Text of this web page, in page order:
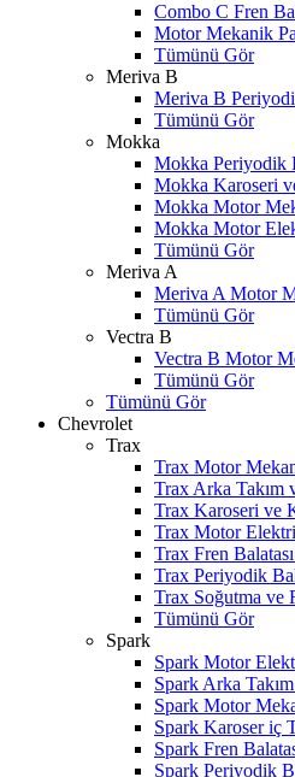
Combo C Fren
Motor Mekanik
Tümünü Gör
Meriva B
Meriva B
Tümünü Gör
Mokka
Mokka Periyodik
Mokka Karoseri
Mokka Motor
Mokka Motor
Tümünü Gör
Meriva A
Meriva A Motor
Tümünü Gör
Vectra B
Vectra B Motor
Tümünü Gör
Tümünü Gör
Chevrolet
Trax
Trax Motor
Trax Arka Takım
Trax Karoseri ve
Trax Motor
Trax Fren
Trax Periyodik
Trax Soğutma ve
Tümünü Gör
Spark
Spark Motor
Spark Arka
Spark Motor
Spark Karoser iç
Spark Fren
Spark Periyodik